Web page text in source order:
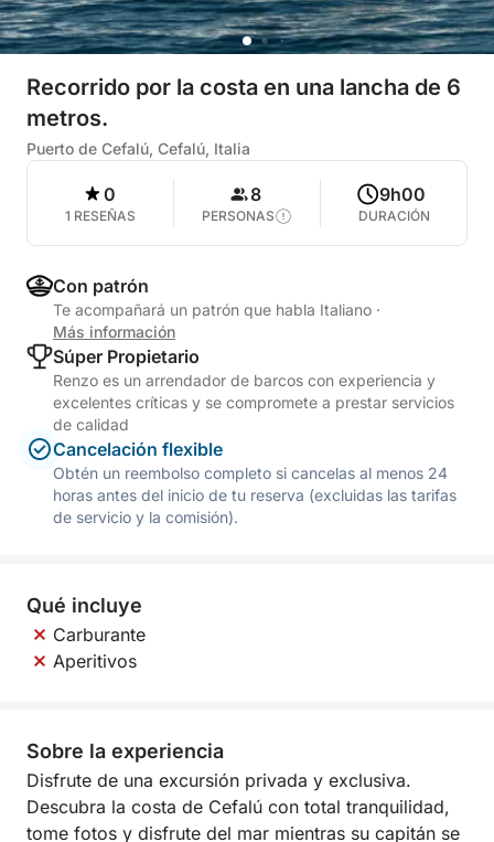
Recorrido por la costa en una lancha de 6
metros.
Puerto de Cefalú, Cefalú, Italia
0
1 RESEÑAS
8
PERSONAS
9h00
DURACIÓN
Con patrón
Te acompañará un patrón que habla Italiano ·
Más información
Súper Propietario
Renzo es un arrendador de barcos con experiencia y
excelentes críticas y se compromete a prestar servicios
de calidad
Cancelación flexible
Obtén un reembolso completo si cancelas al menos 24
horas antes del inicio de tu reserva (excluidas las tarifas
de servicio y la comisión).
Qué incluye
Carburante
Aperitivos
Sobre la experiencia
Disfrute de una excursión privada y exclusiva.
Descubra la costa de Cefalú con total tranquilidad,
tome fotos y disfrute del mar mientras su capitán se